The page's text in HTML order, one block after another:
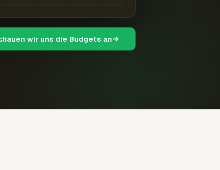
wir uns die Budgets an